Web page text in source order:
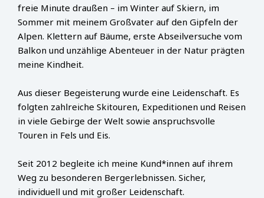
freie Minute draußen – im Winter auf Skiern, im
Sommer mit meinem Großvater auf den Gipfeln der
Alpen. Klettern auf Bäume, erste Abseilversuche vom
Balkon und unzählige Abenteuer in der Natur prägten
meine Kindheit.
Aus dieser Begeisterung wurde eine Leidenschaft. Es
folgten zahlreiche Skitouren, Expeditionen und Reisen
in viele Gebirge der Welt sowie anspruchsvolle
Touren in Fels und Eis.
Seit 2012 begleite ich meine Kund*innen auf ihrem
Weg zu besonderen Bergerlebnissen. Sicher,
individuell und mit großer Leidenschaft.